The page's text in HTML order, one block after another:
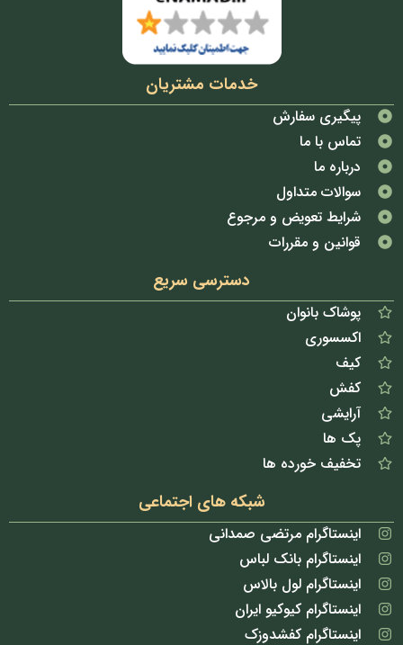
خدمات مشتریان
پیگیری سفارش
تماس با ما
درباره ما
سوالات متداول
شرایط تعویض و مرجوع
قوانین و مقررات
دسترسی سریع
پوشاک بانوان
اکسسوری
کیف
کفش
آرایشی
پک ها
تخفیف خورده ها
شبکه های اجتماعی
اینستاگرام مرتضی صمدانی
اینستاگرام بانک لباس
اینستاگرام لول بالاس
اینستاگرام کیوکیو ایران
اینستاگرام کفشدوزک